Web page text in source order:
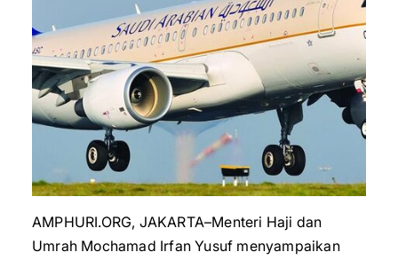
AMPHURI.ORG, JAKARTA–Menteri Haji dan
Umrah Mochamad Irfan Yusuf menyampaikan